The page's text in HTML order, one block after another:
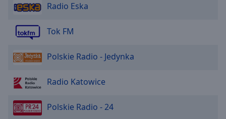
Radio Eska
Tok FM
Polskie Radio - Jedynka
Radio Katowice
Polskie Radio - 24